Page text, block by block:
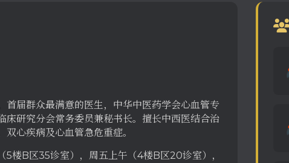
首届群众最满意的医生，中华中医药学会心血管专
床研究分会常务委员兼秘书长。擅长中西医结合治
心疾病及心血管急危重症。
5楼B区35诊室），周五上午（4楼B区20诊室），